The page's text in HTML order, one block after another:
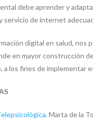
debe aprender y
servicio de internet
digital en salud,
en mayor construcción
a los fines de implementar
. Marta de la